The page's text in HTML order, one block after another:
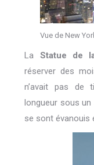
Vue de New
La Statue de
réserver des
n’avait pas de
longueur sous un
se sont évanouis